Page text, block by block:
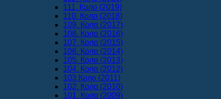
111. Коло (2019)
110. Коло (2018)
109. Коло (2017)
108. Коло (2016)
107. Коло (2015)
106. Коло (2014)
105. Коло (2013)
104. Коло (2012)
103 Коло (2011)
102. Коло (2010)
101. Коло (2009)